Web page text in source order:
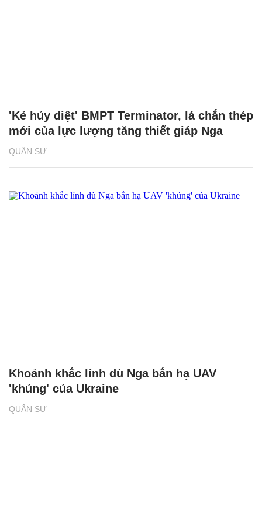
QUÂN SỰ
'Kẻ hủy diệt' BMPT Terminator, lá chắn thép
mới của lực lượng tăng thiết giáp Nga
QUÂN SỰ
Khoảnh khắc lính dù Nga bắn hạ UAV
'khủng' của Ukraine